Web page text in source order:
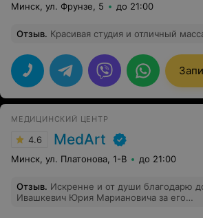
Минск, ул. Фрунзе, 5 до 21:00
Отзыв. Красивая студия и отличный
МЕДИЦИНСКИЙ ЦЕНТР
4.6 MedArt
Минск, ул. Платонова, 1-В до 21:00
Отзыв. Искренне и от души благодарю
Ивашкевич Юрия Мариановича за его